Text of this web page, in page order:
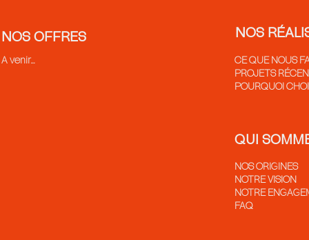
NOS OFFRES
A venir...
NOS
CE QUE NOUS
PROJETS
POURQUOI
QUI
NOS ORIGINES
NOTRE VISION
NOTRE
FAQ